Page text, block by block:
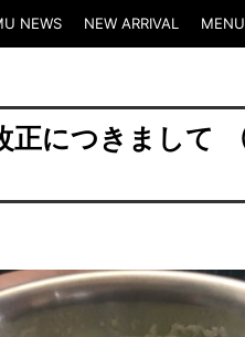
NEWS NEW ARRIVAL MENU
正につきまして